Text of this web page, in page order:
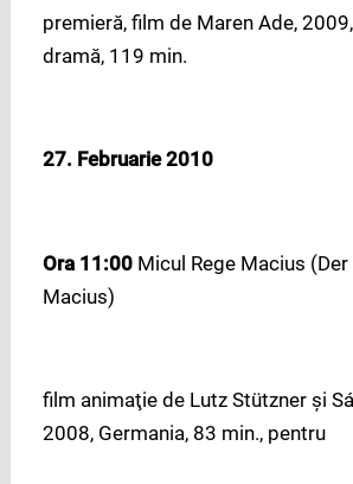
premieră, film de Maren Ade,
dramă, 119 min.
27. Februarie 2010
Ora 11:00 Micul Rege Macius
Macius)
film animaţie de Lutz Stützner şi
2008, Germania, 83 min., pentru